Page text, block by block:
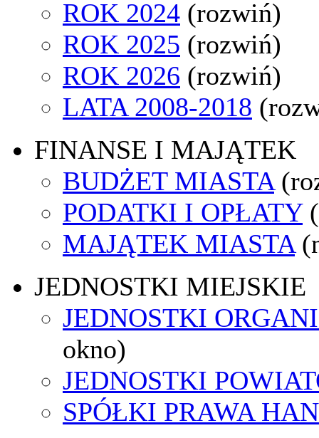
ROK 2024 (rozwiń)
ROK 2025 (rozwiń)
ROK 2026 (rozwiń)
LATA 2008-2018
FINANSE I MAJĄTEK
BUDŻET MIASTA
PODATKI I OPŁATY
MAJĄTEK MIASTA
JEDNOSTKI MIEJSKIE
JEDNOSTKI
okno)
JEDNOSTKI
SPÓŁKI PRAWA